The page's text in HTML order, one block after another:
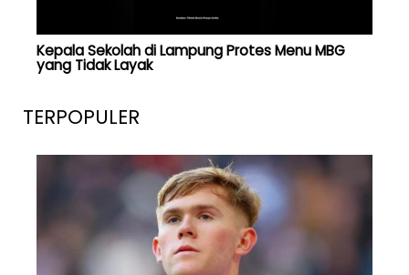
Kepala Sekolah di Lampung Protes Menu MBG
yang Tidak Layak
TERPOPULER